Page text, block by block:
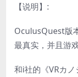
【说明】:
OculusQuest版
最真实，并且游
和i社的《VRカ